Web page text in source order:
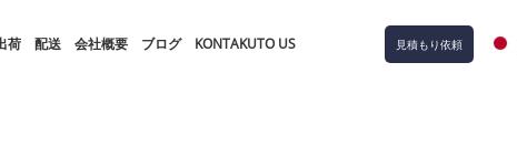
荷 配送 会社概要 ブログ KONTAKUTO US 見積もり依頼